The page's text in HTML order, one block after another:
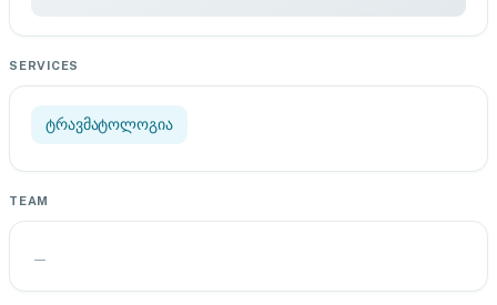
SERVICES
ტრავმატოლოგია
TEAM
—